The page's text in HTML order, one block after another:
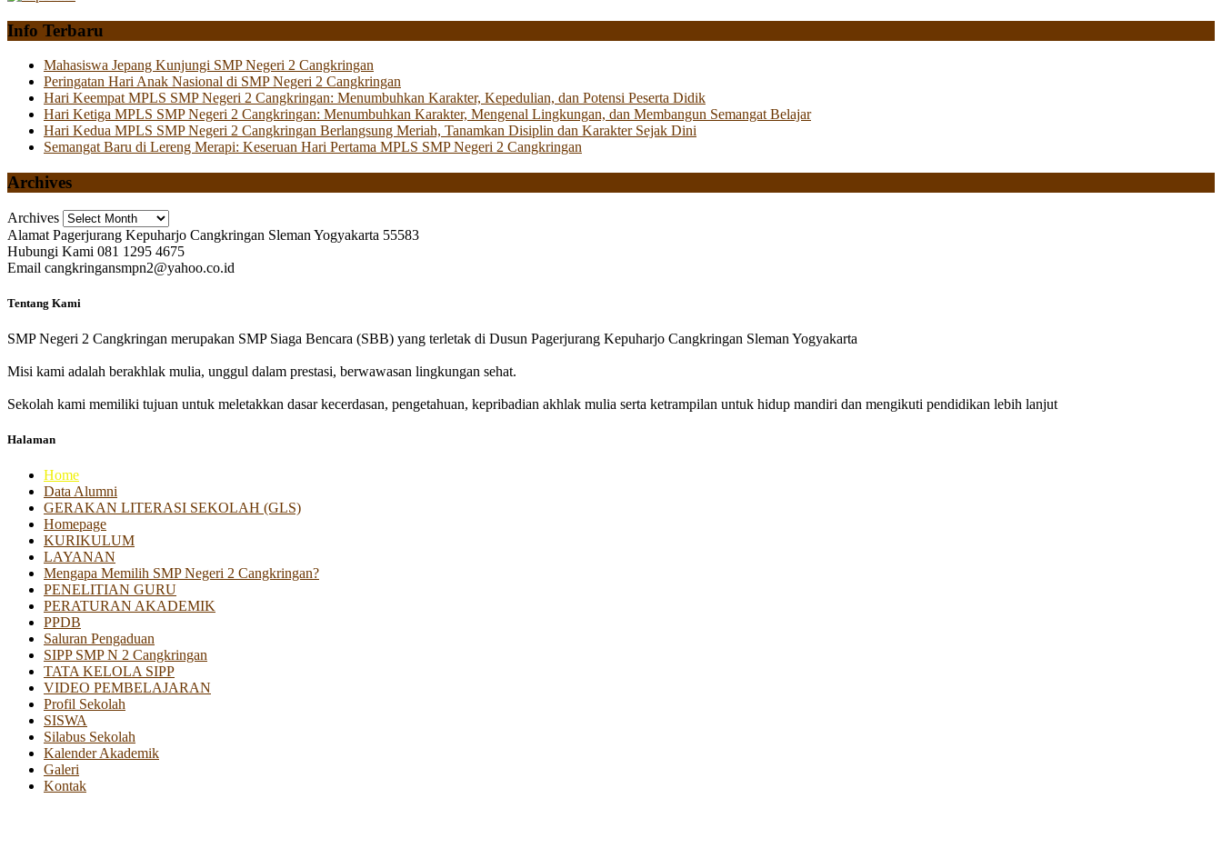
Info Terbaru
Mahasiswa Jepang Kunjungi SMP Negeri 2 Cangkringan
Peringatan Hari Anak Nasional di SMP Negeri 2 Cangkringan
Hari Keempat MPLS SMP Negeri 2 Cangkringan: Menumbuhkan Karakter, Kepedulian, dan Potensi Peserta Didik
Hari Ketiga MPLS SMP Negeri 2 Cangkringan: Menumbuhkan Karakter, Mengenal Lingkungan, dan Membangun Semangat Belajar
Hari Kedua MPLS SMP Negeri 2 Cangkringan Berlangsung Meriah, Tanamkan Disiplin dan Karakter Sejak Dini
Semangat Baru di Lereng Merapi: Keseruan Hari Pertama MPLS SMP Negeri 2 Cangkringan
Archives
Archives
Alamat Pagerjurang Kepuharjo Cangkringan Sleman Yogyakarta 55583
Hubungi Kami 081 1295 4675
Email cangkringansmpn2@yahoo.co.id
Tentang Kami
SMP Negeri 2 Cangkringan merupakan SMP Siaga Bencara (SBB) yang terletak di Dusun Pagerjurang Kepuharjo Cangkringan Sleman Yogyakarta
Misi kami adalah berakhlak mulia, unggul dalam prestasi, berwawasan lingkungan sehat.
Sekolah kami memiliki tujuan untuk meletakkan dasar kecerdasan, pengetahuan, kepribadian akhlak mulia serta ketrampilan untuk hidup mandiri dan mengikuti pendidikan lebih lanjut
Halaman
Home
Data Alumni
GERAKAN LITERASI SEKOLAH (GLS)
Homepage
KURIKULUM
LAYANAN
Mengapa Memilih SMP Negeri 2 Cangkringan?
PENELITIAN GURU
PERATURAN AKADEMIK
PPDB
Saluran Pengaduan
SIPP SMP N 2 Cangkringan
TATA KELOLA SIPP
VIDEO PEMBELAJARAN
Profil Sekolah
SISWA
Silabus Sekolah
Kalender Akademik
Galeri
Kontak